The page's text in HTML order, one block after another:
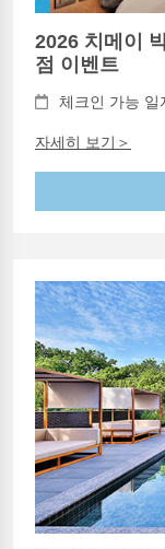
2026 치메이
점 이벤트
체크인 가능
자세히 보기＞